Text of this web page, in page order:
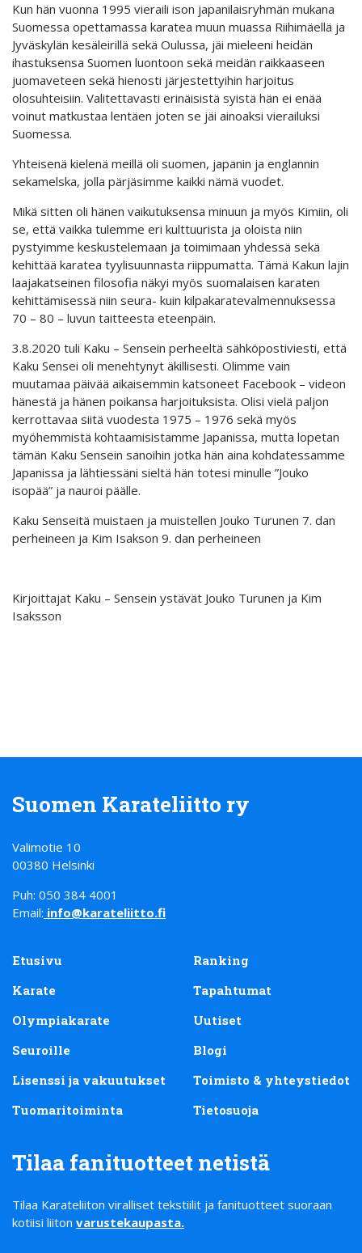
Kun hän vuonna 1995 vieraili ison japanilaisryhmän mukana
Suomessa opettamassa karatea muun muassa Riihimäellä ja
Jyväskylän kesäleirillä sekä Oulussa, jäi mieleeni heidän
ihastuksensa Suomen luontoon sekä meidän raikkaaseen
juomaveteen sekä hienosti järjestettyihin harjoitus
olosuhteisiin. Valitettavasti erinäisistä syistä hän ei enää
voinut matkustaa lentäen joten se jäi ainoaksi vierailuksi
Suomessa.
Yhteisenä kielenä meillä oli suomen, japanin ja englannin
sekamelska, jolla pärjäsimme kaikki nämä vuodet.
Mikä sitten oli hänen vaikutuksensa minuun ja myös Kimiin, oli
se, että vaikka tulemme eri kulttuurista ja oloista niin
pystyimme keskustelemaan ja toimimaan yhdessä sekä
kehittää karatea tyylisuunnasta riippumatta. Tämä Kakun lajin
laajakatseinen filosofia näkyi myös suomalaisen karaten
kehittämisessä niin seura- kuin kilpakaratevalmennuksessa
70 – 80 – luvun taitteesta eteenpäin.
3.8.2020 tuli Kaku – Sensein perheeltä sähköpostiviesti, että
Kaku Sensei oli menehtynyt äkillisesti. Olimme vain
muutamaa päivää aikaisemmin katsoneet Facebook – videon
hänestä ja hänen poikansa harjoituksista. Olisi vielä paljon
kerrottavaa siitä vuodesta 1975 – 1976 sekä myös
myöhemmistä kohtaamisistamme Japanissa, mutta lopetan
tämän Kaku Sensein sanoihin jotka hän aina kohdatessamme
Japanissa ja lähtiessäni sieltä hän totesi minulle ”Jouko
isopää” ja nauroi päälle.
Kaku Senseitä muistaen ja muistellen Jouko Turunen 7. dan
perheineen ja Kim Isakson 9. dan perheineen
Kirjoittajat Kaku – Sensein ystävät Jouko Turunen ja Kim
Isaksson
Suomen Karateliitto ry
Valimotie 10
00380 Helsinki
Puh: 050 384 4001
Email: info@karateliitto.fi
Etusivu
Karate
Olympiakarate
Seuroille
Lisenssi ja vakuutukset
Tuomaritoiminta
Ranking
Tapahtumat
Uutiset
Blogi
Toimisto & yhteystiedot
Tietosuoja
Tilaa fanituotteet netistä
Tilaa Karateliiton viralliset tekstiilit ja fanituotteet suoraan
kotiisi liiton varustekaupasta.